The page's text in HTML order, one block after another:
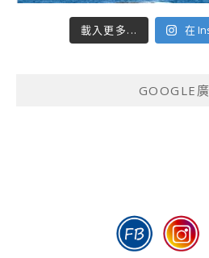
載入更多... 在
GOOGLE